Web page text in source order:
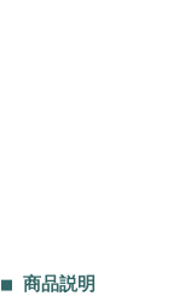
■ 商品説明